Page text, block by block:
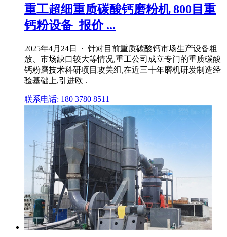
重工超细重质碳酸钙磨粉机 800目重
钙粉设备_报价 ...
2025年4月24日 · 针对目前重质碳酸钙市场生产设备粗
放、市场缺口较大等情况,重工公司成立专门的重质碳酸
钙粉磨技术科研项目攻关组,在近三十年磨机研发制造经
验基础上,引进欧 .
联系电话: 180 3780 8511